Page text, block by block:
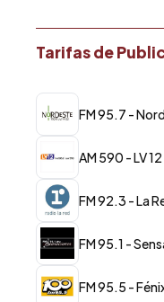
Tarifas de
FM 95.7 -
AM 590 - LV
FM 92.3 - La
FM 95.1 -
FM 95.5 -